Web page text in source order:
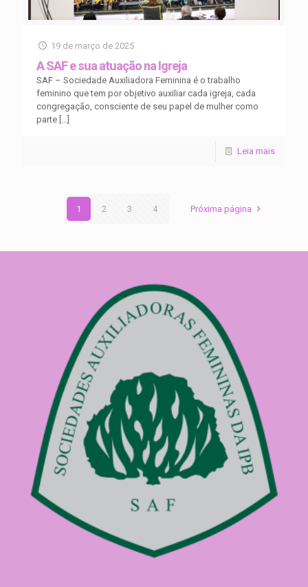
19 de março de 2025
A SAF e sua atuação na Igreja
SAF – Sociedade Auxiliadora Feminina é o trabalho
feminino que tem por objetivo auxiliar cada igreja, cada
congregação, consciente de seu papel de mulher como
parte […]
Leia mais
1 2 3 4 Próxima página